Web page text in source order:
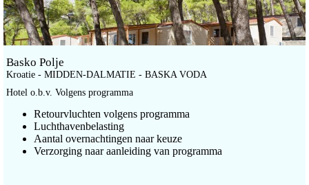
Basko Polje
Kroatie - MIDDEN-DALMATIE - BASKA VODA
Hotel o.b.v. Volgens programma
Retourvluchten volgens programma
Luchthavenbelasting
Aantal overnachtingen naar keuze
Verzorging naar aanleiding van programma